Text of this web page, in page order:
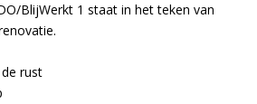
BlijWerkt 1 staat in het teken van
rust